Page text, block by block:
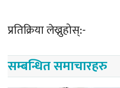
प्रतिक्रिया लेख्नुहोस्:-
सम्बन्धित समाचारहरु